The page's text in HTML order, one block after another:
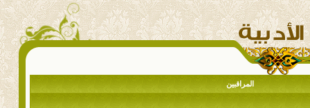
المراقبين